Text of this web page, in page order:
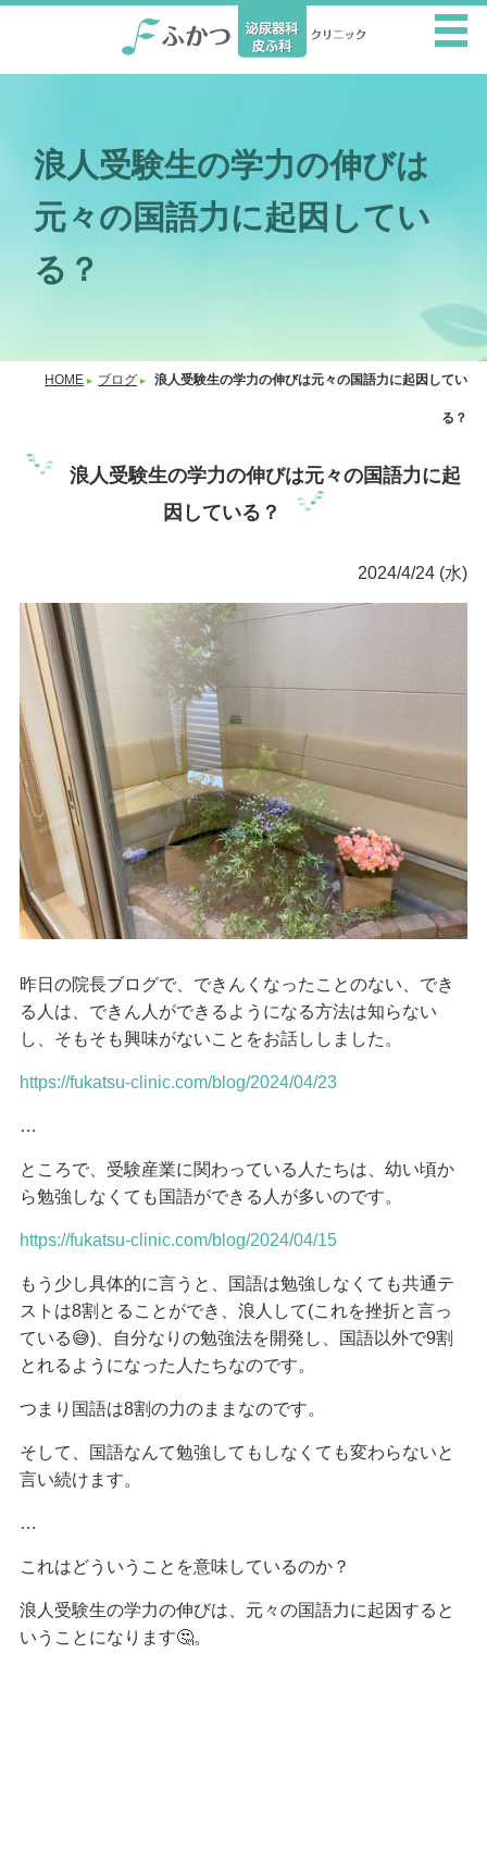
浪人受験生の学力の伸びは
元々の国語力に起因してい
る？
HOME ブログ 浪人受験生の学力の伸びは元々の国語力に起因してい
る？
浪人受験生の学力の伸びは元々の国語力に起
因している？
2024/4/24 (水)
昨日の院長ブログで、できんくなったことのない、でき
る人は、できん人ができるようになる方法は知らない
し、そもそも興味がないことをお話ししました。
https://fukatsu-clinic.com/blog/2024/04/23
…
ところで、受験産業に関わっている人たちは、幼い頃か
ら勉強しなくても国語ができる人が多いのです。
https://fukatsu-clinic.com/blog/2024/04/15
もう少し具体的に言うと、国語は勉強しなくても共通テ
ストは8割とることができ、浪人して(これを挫折と言っ
ている😅)、自分なりの勉強法を開発し、国語以外で9割
とれるようになった人たちなのです。
つまり国語は8割の力のままなのです。
そして、国語なんて勉強してもしなくても変わらないと
言い続けます。
…
これはどういうことを意味しているのか？
浪人受験生の学力の伸びは、元々の国語力に起因すると
いうことになります🤔。